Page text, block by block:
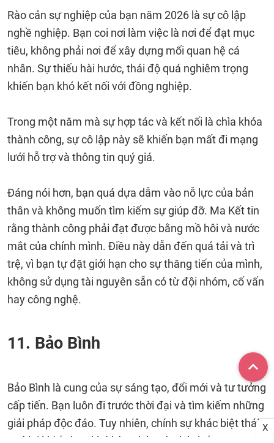
Rào cản sự nghiệp của bạn năm 2026 là sự cô lập
nghề nghiệp. Bạn coi nơi làm việc là nơi để đạt mục
tiêu, không phải nơi để xây dựng mối quan hệ cá
nhân. Sự thiếu hài hước, thái độ quá nghiêm trọng
khiến bạn khó kết nối với đồng nghiệp.
Trong một năm mà sự hợp tác và kết nối là chìa khóa
thành công, sự cô lập này sẽ khiến bạn mất đi mạng
lưới hỗ trợ và thông tin quý giá.
Đáng nói hơn, bạn quá dựa dẫm vào nỗ lực của bản
thân và không muốn tìm kiếm sự giúp đỡ. Ma Kết tin
rằng thành công phải đạt được bằng mồ hôi và nước
mắt của chính mình. Điều này dẫn đến quá tải và trì
trệ, vì bạn tự đặt giới hạn cho sự thăng tiến của mình,
không sử dụng tài nguyên sẵn có từ đội nhóm, cố vấn
hay công nghệ.
11. Bảo Bình
Bảo Bình là cung của sự sáng tạo, đổi mới và tư tưởng
cấp tiến. Bạn luôn đi trước thời đại và tìm kiếm những
giải pháp độc đáo. Tuy nhiên, chính sự khác biệt thái X